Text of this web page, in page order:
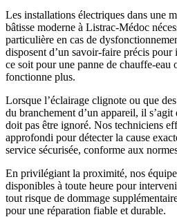
Les installations électriques dans une
bâtisse moderne à Listrac-Médoc
particulière en cas de
disposent d’un savoir-faire précis
ce soit pour une panne de chauffe-eau
fonctionne plus.
Lorsque l’éclairage clignote ou que
du branchement d’un appareil, il s’agit
doit pas être ignoré. Nos techniciens
approfondi pour détecter la cause
service sécurisée, conforme aux
En privilégiant la proximité, nos
disponibles à toute heure pour
tout risque de dommage
pour une réparation fiable et durable.